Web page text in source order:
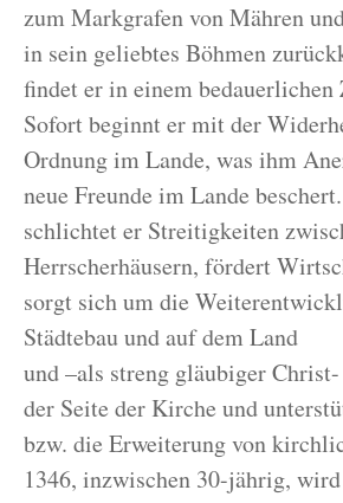
zum Markgrafen von Mähren
in sein geliebtes Böhmen
findet er in einem bedauerlichen
Sofort beginnt er mit der
Ordnung im Lande, was ihm
neue Freunde im Lande
schlichtet er Streitigkeiten
Herrscherhäusern, fördert
sorgt sich um die
Städtebau und auf dem Land
und –als streng gläubiger
der Seite der Kirche und
bzw. die Erweiterung von
1346, inzwischen 30-jährig,